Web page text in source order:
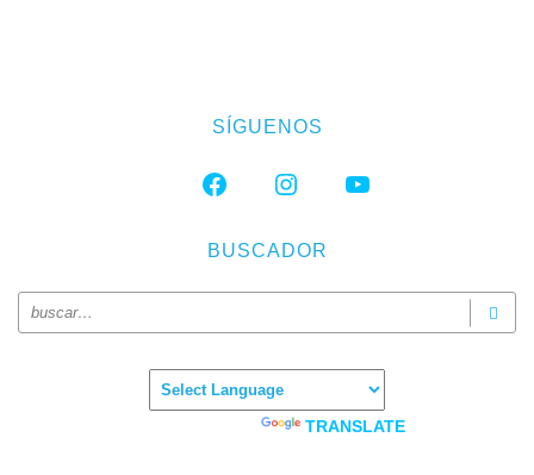
SÍGUENOS
FACEBOOKINSTAGRAMYOUTUBE
BUSCADOR
TRANSLATE